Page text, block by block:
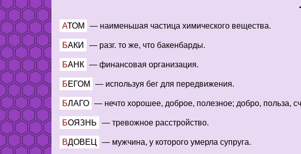
АТОМ — наименьшая частица химического вещества.
БАКИ — разг. то же, что бакенбарды.
БАНК — финансовая организация.
БЕГОМ — используя бег для передвижения.
БЛАГО — нечто хорошее, доброе, полезное; добро, польза,
БОЯЗНЬ — тревожное расстройство.
ВДОВЕЦ — мужчина, у которого умерла супруга.